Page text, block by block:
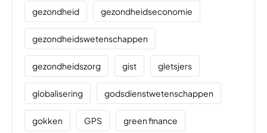
gezondheid gezondheidseconomie
gezondheidswetenschappen
gezondheidszorg gist gletsjers
globalisering godsdienstwetenschappen
gokken GPS green finance